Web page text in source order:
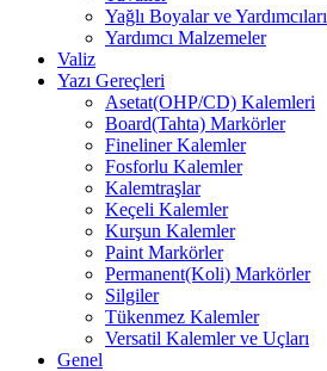
Yağlı Boyalar ve Yardımcıları
Yardımcı Malzemeler
Valiz
Yazı Gereçleri
Asetat(OHP/CD) Kalemleri
Board(Tahta) Markörler
Fineliner Kalemler
Fosforlu Kalemler
Kalemtraşlar
Keçeli Kalemler
Kurşun Kalemler
Paint Markörler
Permanent(Koli) Markörler
Silgiler
Tükenmez Kalemler
Versatil Kalemler ve Uçları
Genel